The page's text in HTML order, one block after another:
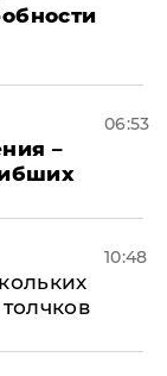
–
06:53
10:48